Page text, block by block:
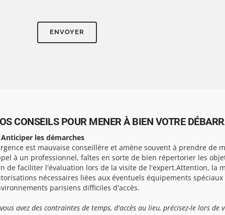
CONSEILS POUR MENER À BIEN VOTRE
les démarches
est mauvaise conseillère et amène souvent à prendre de
à un professionnel, faîtes en sorte de bien répertorier les
de faciliter l'évaluation lors de la visite de l'expert.Attention, la
nécessaires liées aux éventuels équipements
parisiens difficiles d'accès.
avez des contraintes de temps, d'accès au lieu, précisez-le lors